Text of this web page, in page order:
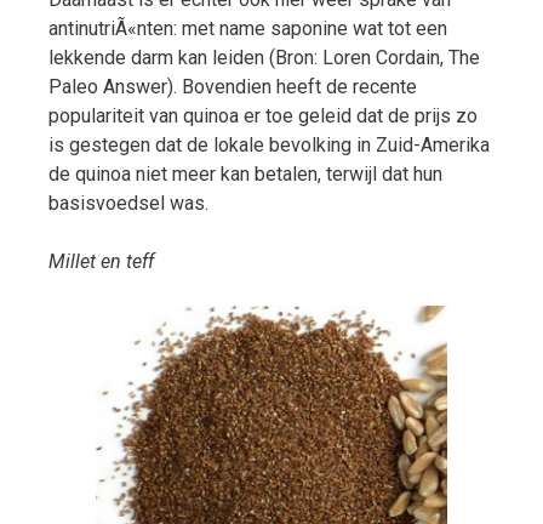
antinutriÃ«nten: met name saponine wat tot een
lekkende darm kan leiden (Bron: Loren Cordain, The
Paleo Answer). Bovendien heeft de recente
populariteit van quinoa er toe geleid dat de prijs zo
is gestegen dat de lokale bevolking in Zuid-Amerika
de quinoa niet meer kan betalen, terwijl dat hun
basisvoedsel was.
Millet en teff